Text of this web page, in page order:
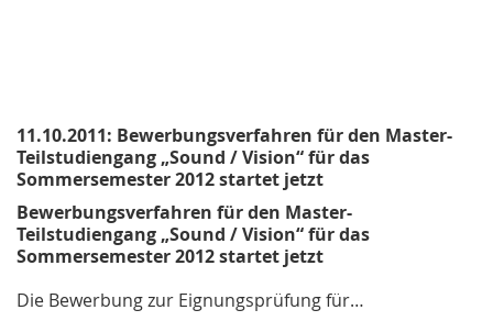
11.10.2011: Bewerbungsverfahren für den Master-
Teilstudiengang „Sound / Vision“ für das
Sommersemester 2012 startet jetzt
Bewerbungsverfahren für den Master-
Teilstudiengang „Sound / Vision“ für das
Sommersemester 2012 startet jetzt
Die Bewerbung zur Eignungsprüfung für…